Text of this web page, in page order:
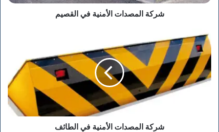
شركة المصدات الأمنية في القصيم
شركة
المصدات
الأمنية
في
الطائف
شركة المصدات الأمنية في الطائف